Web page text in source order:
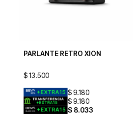
PARLANTE RETRO XION
$13.500
$9.180
$9.180
$ 8.033